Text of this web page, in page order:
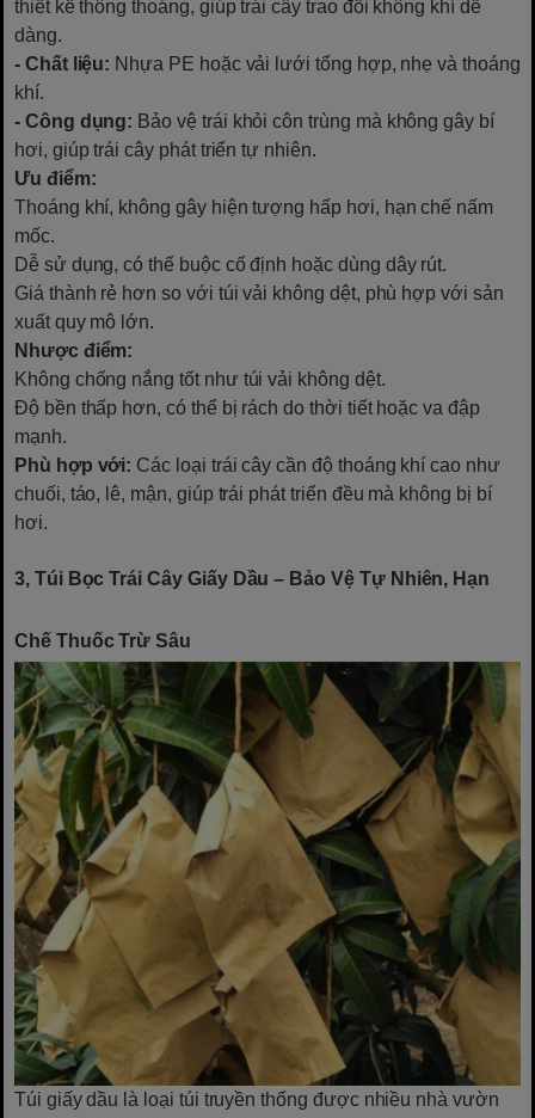
thiết kế thông thoáng, giúp trái cây trao đổi không khí dễ
dàng.
- Chất liệu: Nhựa PE hoặc vải lưới tổng hợp, nhẹ và thoáng
khí.
- Công dụng: Bảo vệ trái khỏi côn trùng mà không gây bí
hơi, giúp trái cây phát triển tự nhiên.
Ưu điểm:
Thoáng khí, không gây hiện tượng hấp hơi, hạn chế nấm
mốc.
Dễ sử dụng, có thể buộc cố định hoặc dùng dây rút.
Giá thành rẻ hơn so với túi vải không dệt, phù hợp với sản
xuất quy mô lớn.
Nhược điểm:
Không chống nắng tốt như túi vải không dệt.
Độ bền thấp hơn, có thể bị rách do thời tiết hoặc va đập
mạnh.
Phù hợp với: Các loại trái cây cần độ thoáng khí cao như
chuối, táo, lê, mận, giúp trái phát triển đều mà không bị bí
hơi.
3, Túi Bọc Trái Cây Giấy Dầu – Bảo Vệ Tự Nhiên, Hạn
Chế Thuốc Trừ Sâu
Túi giấy dầu là loại túi truyền thống được nhiều nhà vườn